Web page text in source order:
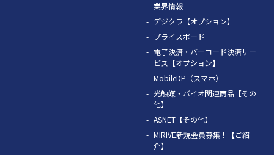
業界情報
デジクラ【オプション】
プライスボード
電子決済・バーコード決済サー
ビス【オプション】
MobileDP（スマホ）
光触媒・バイオ関連商品【その
他】
ASNET【その他】
MIRIVE新規会員募集！【ご紹
介】